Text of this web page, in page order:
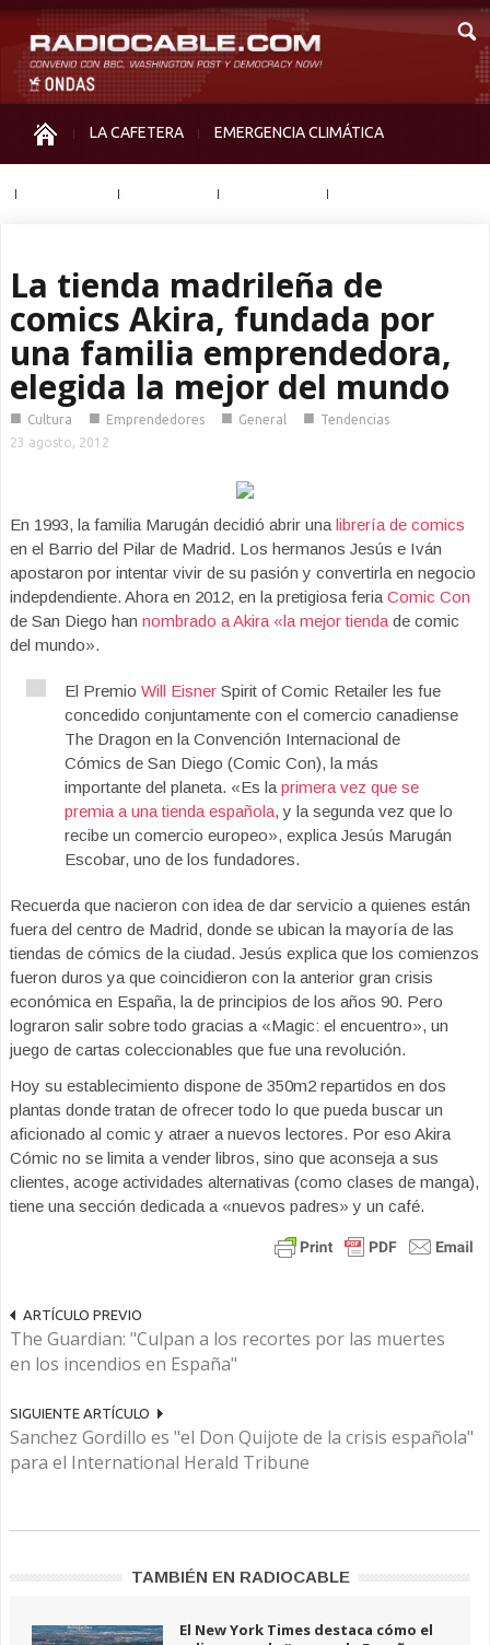
LA CAFETERA EMERGENCIA CLIMÁTICA
La tienda madrileña de
comics Akira, fundada por
una familia emprendedora,
elegida la mejor del mundo
■ Cultura ■ Emprendedores ■ General ■ Tendencias
23 agosto, 2012
En 1993, la familia Marugán decidió abrir una librería de comics
en el Barrio del Pilar de Madrid. Los hermanos Jesús e Iván
apostaron por intentar vivir de su pasión y convertirla en negocio
indepdendiente. Ahora en 2012, en la pretigiosa feria Comic Con
de San Diego han nombrado a Akira «la mejor tienda de comic
del mundo».
El Premio Will Eisner Spirit of Comic Retailer les fue
concedido conjuntamente con el comercio canadiense
The Dragon en la Convención Internacional de
Cómics de San Diego (Comic Con), la más
importante del planeta. «Es la primera vez que se
premia a una tienda española, y la segunda vez que lo
recibe un comercio europeo», explica Jesús Marugán
Escobar, uno de los fundadores.
Recuerda que nacieron con idea de dar servicio a quienes están
fuera del centro de Madrid, donde se ubican la mayoría de las
tiendas de cómics de la ciudad. Jesús explica que los comienzos
fueron duros ya que coincidieron con la anterior gran crisis
económica en España, la de principios de los años 90. Pero
lograron salir sobre todo gracias a «Magic: el encuentro», un
juego de cartas coleccionables que fue una revolución.
Hoy su establecimiento dispone de 350m2 repartidos en dos
plantas donde tratan de ofrecer todo lo que pueda buscar un
aficionado al comic y atraer a nuevos lectores. Por eso Akira
Cómic no se limita a vender libros, sino que aconseja a sus
clientes, acoge actividades alternativas (como clases de manga),
tiene una sección dedicada a «nuevos padres» y un café.
ARTÍCULO PREVIO
The Guardian: "Culpan a los recortes por las muertes
en los incendios en España"
SIGUIENTE ARTÍCULO
Sanchez Gordillo es "el Don Quijote de la crisis española"
para el International Herald Tribune
TAMBIÉN EN RADIOCABLE
El New York Times destaca cómo el